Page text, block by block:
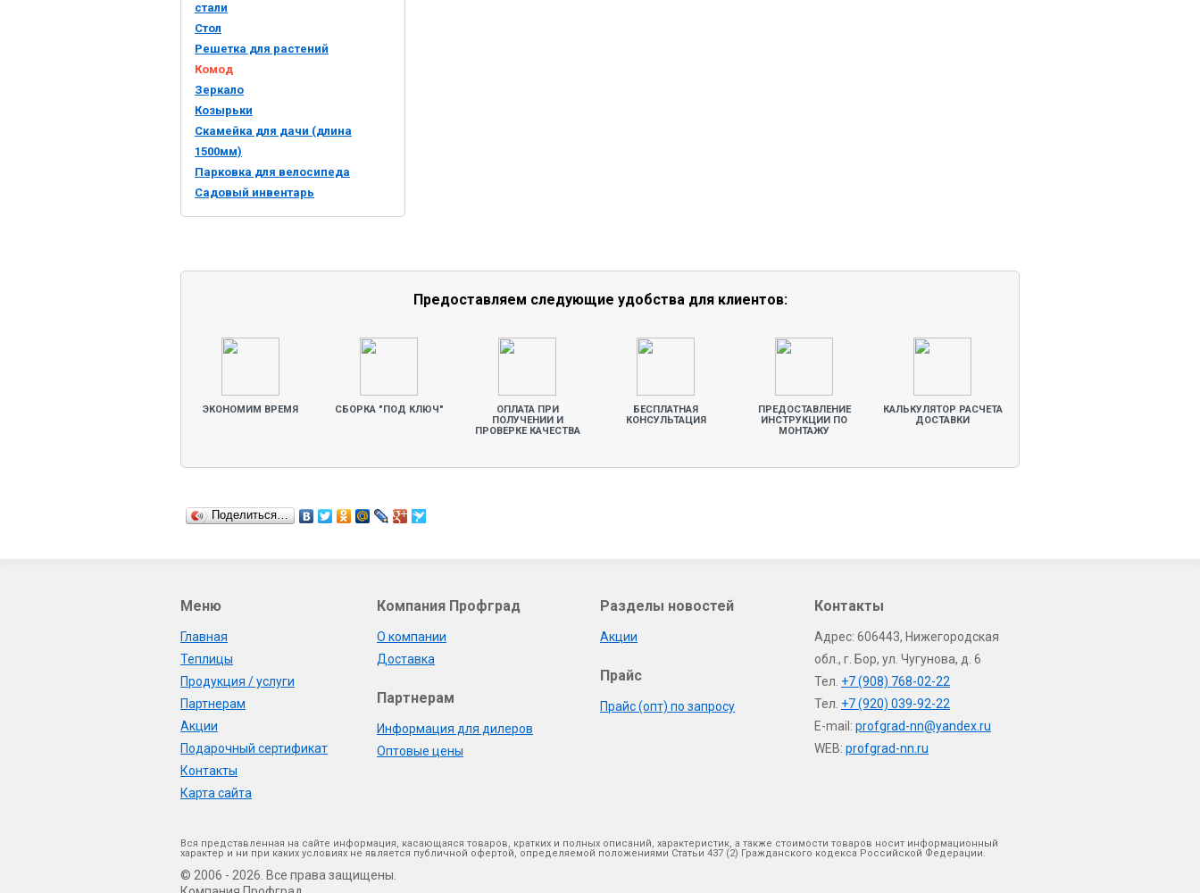
стали
Стол
Решетка для растений
Комод
Зеркало
Козырьки
Скамейка для дачи (длина
1500мм)
Парковка для велосипеда
Садовый инвентарь
Предоставляем следующие удобства для клиентов:
ЭКОНОМИМ ВРЕМЯ СБОРКА "ПОД КЛЮЧ"
ОПЛАТА ПРИ
ПОЛУЧЕНИИ И
ПРОВЕРКЕ КАЧЕСТВА
БЕСПЛАТНАЯ
КОНСУЛЬТАЦИЯ
ПРЕДОСТАВЛЕНИЕ
ИНСТРУКЦИИ ПО
МОНТАЖУ
КАЛЬКУЛЯТОР РАСЧЕТА
ДОСТАВКИ
Поделиться…
Меню
Главная
Теплицы
Продукция / услуги
Партнерам
Акции
Подарочный сертификат
Контакты
Карта сайта
Компания Профград
О компании
Доставка
Партнерам
Информация для дилеров
Оптовые цены
Разделы новостей
Акции
Прайс
Прайс (опт) по запросу
Контакты
Адрес: 606443, Нижегородская
обл., г. Бор, ул. Чугунова, д. 6
Тел. +7 (908) 768-02-22
Тел. +7 (920) 039-92-22
E-mail: profgrad-nn@yandex.ru
WEB: profgrad-nn.ru
Вся представленная на сайте информация, касающаяся товаров, кратких и полных описаний, характеристик, а также стоимости товаров носит информационный
характер и ни при каких условиях не является публичной офертой, определяемой положениями Статьи 437 (2) Гражданского кодекса Российской Федерации.
© 2006 - 2026. Все права защищены.